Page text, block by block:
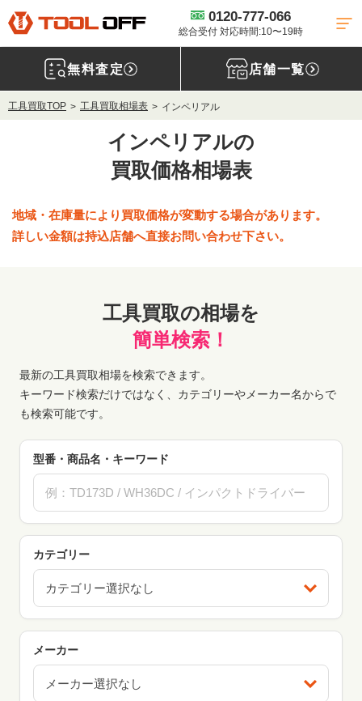
0120-777-066
総合受付 対応時間:10〜19時
無料査定 店舗一覧
工具買取TOP 工具買取相場表 インペリアル
インペリアルの
買取価格相場表
地域・在庫量により買取価格が変動する場合があります。
詳しい金額は持込店舗へ直接お問い合わせ下さい。
工具買取の相場を
簡単検索！
最新の工具買取相場を検索できます。
キーワード検索だけではなく、カテゴリーやメーカー名からで
も検索可能です。
型番・商品名・キーワード
カテゴリー
カテゴリー選択なし
メーカー
メーカー選択なし